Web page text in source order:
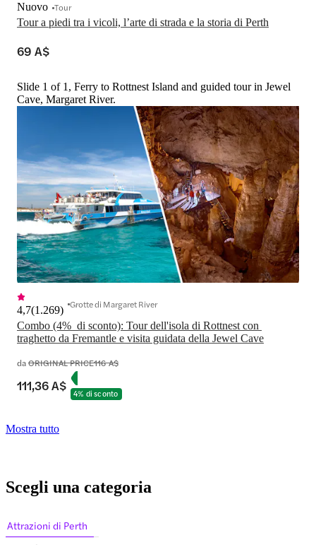
Tour a piedi tra i vicoli, l’arte di strada e la storia di Perth
Nuovo Tour
69 A$
Slide 1 of 1, Ferry to Rottnest Island and guided tour in Jewel
Cave, Margaret River.
Combo (4%  di sconto): Tour dell'isola di Rottnest con
traghetto da Fremantle e visita guidata della Jewel Cave
4,7(1.269) Grotte di Margaret River
daORIGINAL PRICE116 A$
111,36 A$ 4% di sconto
Mostra tutto
Scegli una categoria
Attrazioni di Perth